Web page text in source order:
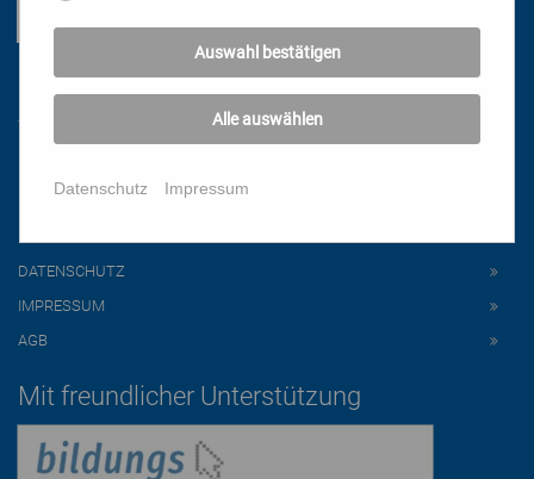
Links
DATENSCHUTZ
IMPRESSUM
AGB
Mit freundlicher Unterstützung
Auswahl bestätigen
Alle auswählen
Datenschutz Impressum